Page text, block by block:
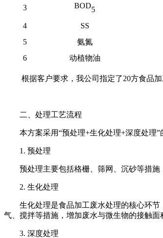
3 BOD5
4 SS
5
氨氮
6
动植物油
根据客户要求，我公司指定了20方食品
二、处理工艺流程
本方案采用“预处理+生化处理+深度处理”
1. 预处理
预处理主要包括格栅、筛网、沉砂等措
2. 生化处理
生化处理是食品加工废水处理的核心环
气、搅拌等措施，增加废水与微生物的接触面
3. 深度处理